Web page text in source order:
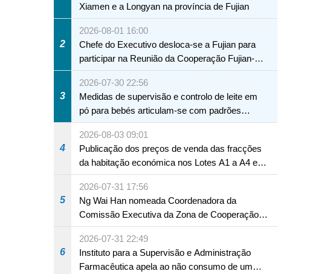
Xiamen e a Longyan na província de Fujian
2
2026-08-01 16:00
Chefe do Executivo desloca-se a Fujian para
participar na Reunião da Cooperação Fujian-
Macau
3
2026-07-30 22:56
Medidas de supervisão e controlo de leite em
pó para bebés articulam-se com padrões
internacionais Serviços interdepartamentais
envidam esforços para assegurar a saúde dos
bebés e crianças, assim como a segurança
alimentar
4
2026-08-03 09:01
Publicação dos preços de venda das fracções
da habitação económica nos Lotes A1 a A4 e
A12 da Zona A dos Novos Aterros
5
2026-07-31 17:56
Ng Wai Han nomeada Coordenadora da
Comissão Executiva da Zona de Cooperação
Aprofundada entre Guangdong e Macau em
Hengqin
6
2026-07-31 22:49
Instituto para a Supervisão e Administração
Farmacêutica apela ao não consumo de um